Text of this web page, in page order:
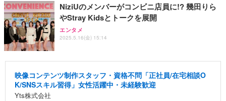
NiziUのメンバーがコンビニ店員に!? 幾田りら
やStray Kidsとトークを展開
エンタメ
2025.5.16(金) 15:14
映像コンテンツ制作スタッフ・資格不問「正社員/在宅相談O
K/SNSスキル習得」女性活躍中・未経験歓迎
Yts株式会社